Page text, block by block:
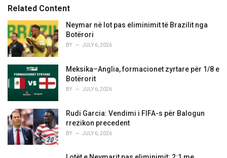
o
r
i
e
s
:
:Related Content
Neymar në lot pas eliminimit të Brazilit nga
Botërori
BY JULY 6, 2026
Meksika–Anglia, formacionet zyrtare për 1/8 e
Botërorit
BY JULY 6, 2026
Rudi Garcia: Vendimi i FIFA-s për Balogun
rrezikon precedent
BY JULY 6, 2026